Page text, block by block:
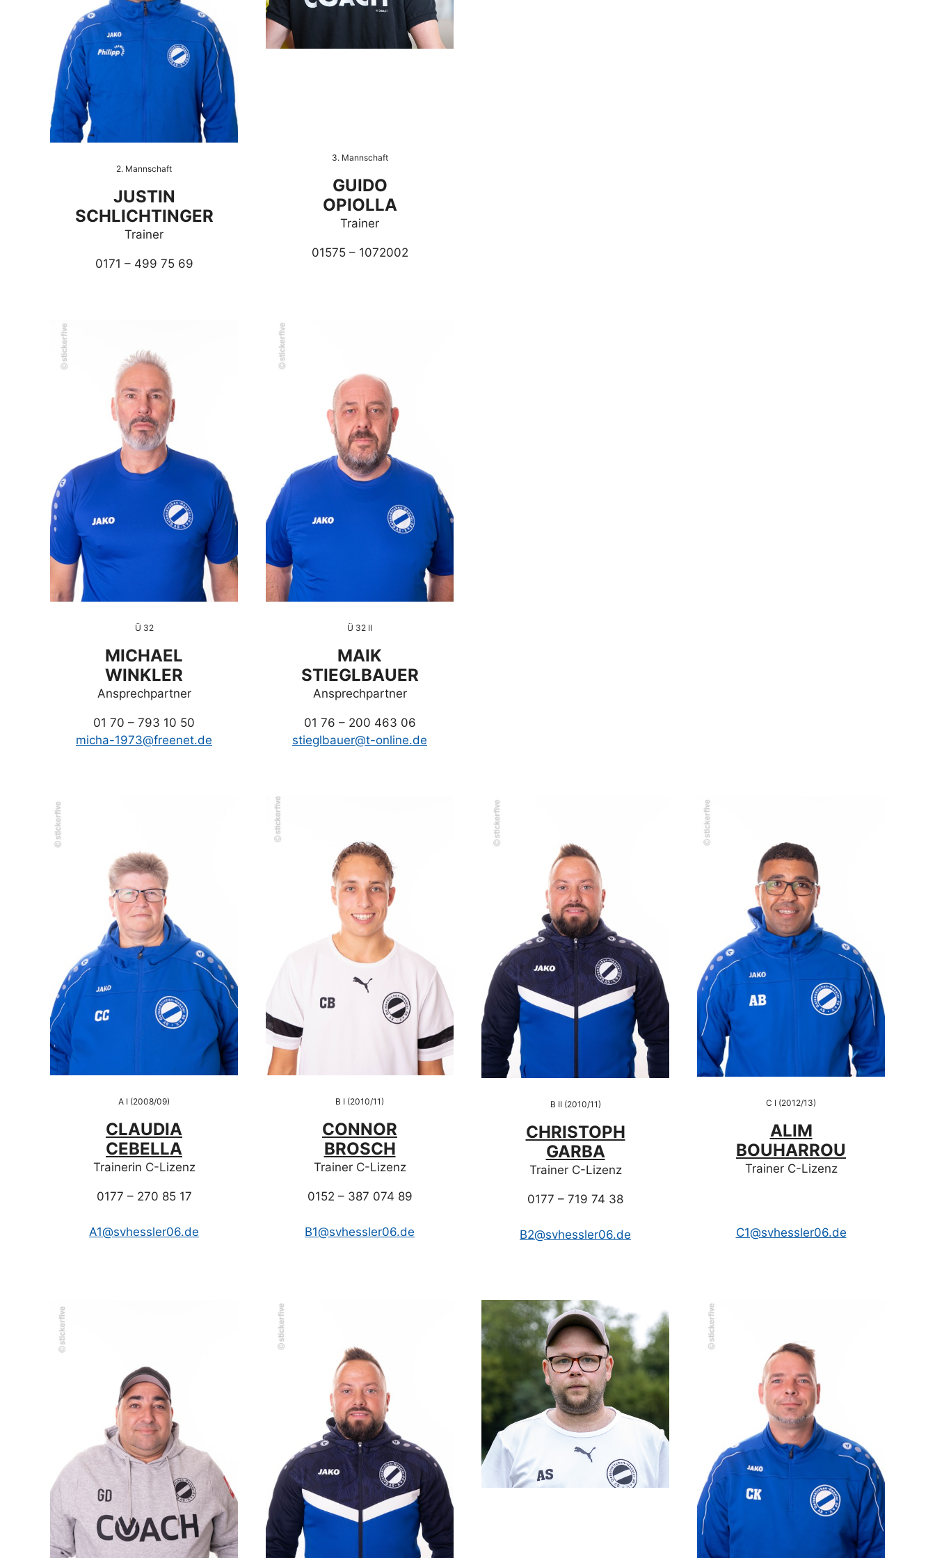
2. Mannschaft
JUSTIN
SCHLICHTINGER
Trainer
0171 – 499 75 69
3. Mannschaft
GUIDO
OPIOLLA
Trainer
01575 – 1072002
Ü 32
MICHAEL
WINKLER
Ansprechpartner
01 70 – 793 10 50
micha-1973@freenet.de
Ü 32 II
MAIK
STIEGLBAUER
Ansprechpartner
01 76 – 200 463 06
stieglbauer@t-online.de
A I (2008/09)
CLAUDIA
CEBELLA
Trainerin C-Lizenz
0177 – 270 85 17
A1@svhessler06.de
B I (2010/11)
CONNOR
BROSCH
Trainer C-Lizenz
0152 – 387 074 89
B1@svhessler06.de
B II (2010/11)
CHRISTOPH
GARBA
Trainer C-Lizenz
0177 – 719 74 38
B2@svhessler06.de
C I (2012/13)
ALIM
BOUHARROU
Trainer C-Lizenz
C1@svhessler06.de